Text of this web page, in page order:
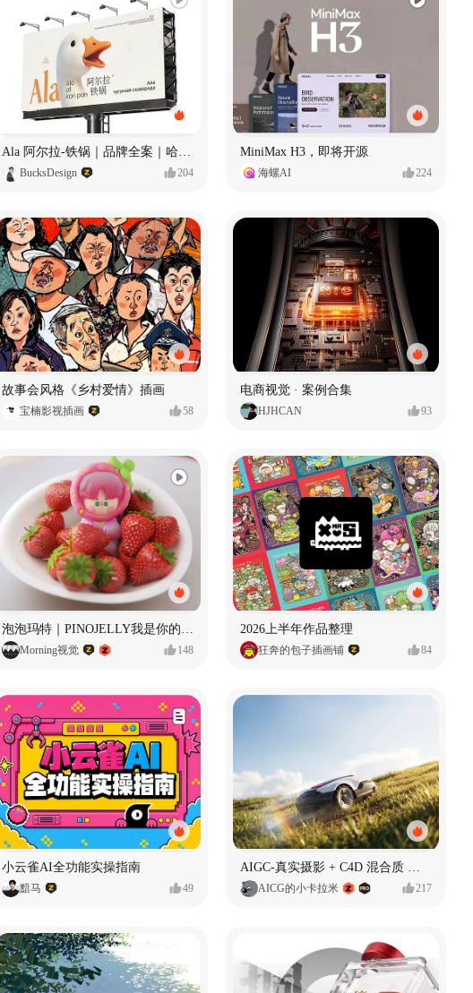
BucksDesign 204
MiniMax H3，即将开源
海螺AI 224
故事会风格《乡村爱情》插画
宝楠影视插画 58
电商视觉 · 案例合集
HJHCAN 93
Morning视觉 148
2026上半年作品整理
狂奔的包子插画铺 84
小云雀AI全功能实操指南
黯马 49
AIGC-真实摄影 + C4D 混合质 能让 AI 产品图更好吗?
AICG的小卡拉米 217